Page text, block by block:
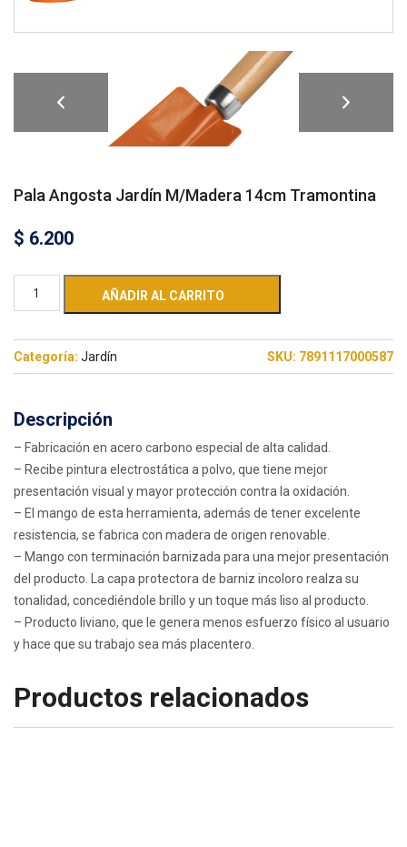
Pala Angosta Jardín M/Madera 14cm Tramontina
$ 6.200
AÑADIR AL CARRITO
Categoría: Jardín SKU: 7891117000587
Descripción
– Fabricación en acero carbono especial de alta calidad.
– Recibe pintura electrostática a polvo, que tiene mejor
presentación visual y mayor protección contra la oxidación.
– El mango de esta herramienta, además de tener excelente
resistencia, se fabrica con madera de origen renovable.
– Mango con terminación barnizada para una mejor presentación
del producto. La capa protectora de barniz incoloro realza su
tonalidad, concediéndole brillo y un toque más liso al producto.
– Producto liviano, que le genera menos esfuerzo físico al usuario
y hace que su trabajo sea más placentero.
Productos relacionados